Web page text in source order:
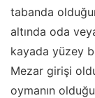
tabanda
altında oda
kayada yüzey
Mezar girişi
oymanın